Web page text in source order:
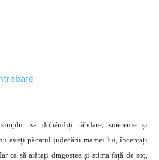
să dobândiți răbdare, smerenie și
aveți păcatul judecării mamei lui, încercați
ca să arătați dragostea și stima față de soț,